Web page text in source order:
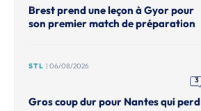
Brest prend une leçon à Gyor pour
son premier match de préparation
STL | 06/08/2026
3
Gros coup dur pour Nantes qui perd